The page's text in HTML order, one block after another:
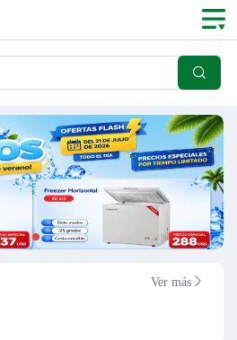

Ver más 